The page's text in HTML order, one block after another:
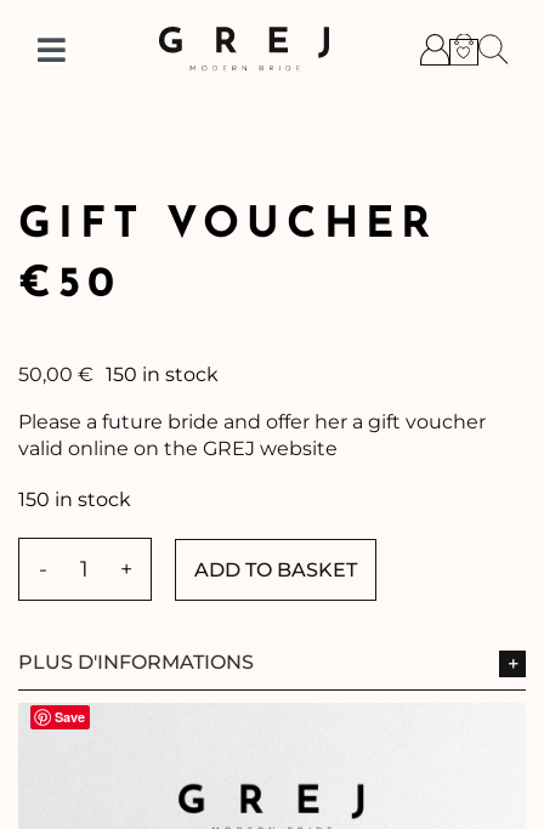
contentToggle
GIFT VOUCHER
€50
50,00 € 150 in stock
Please a future bride and offer her a gift voucher
valid online on the GREJ website
150 in stock
GIFT
VOUCHER
quantity
ADD TO BASKET
PLUS D'INFORMATIONS
Save